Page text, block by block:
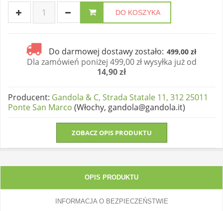
DO KOSZYKA
Do darmowej dostawy zostało: 499,00 zł
Dla zamówień poniżej 499,00 zł wysyłka już od
14,90 zł
Producent: Gandola & C, Strada Statale 11, 312 25011
Ponte San Marco (Włochy, gandola@gandola.it)
ZOBACZ OPIS PRODUKTU
OPIS PRODUKTU
INFORMACJA O BEZPIECZEŃSTWIE